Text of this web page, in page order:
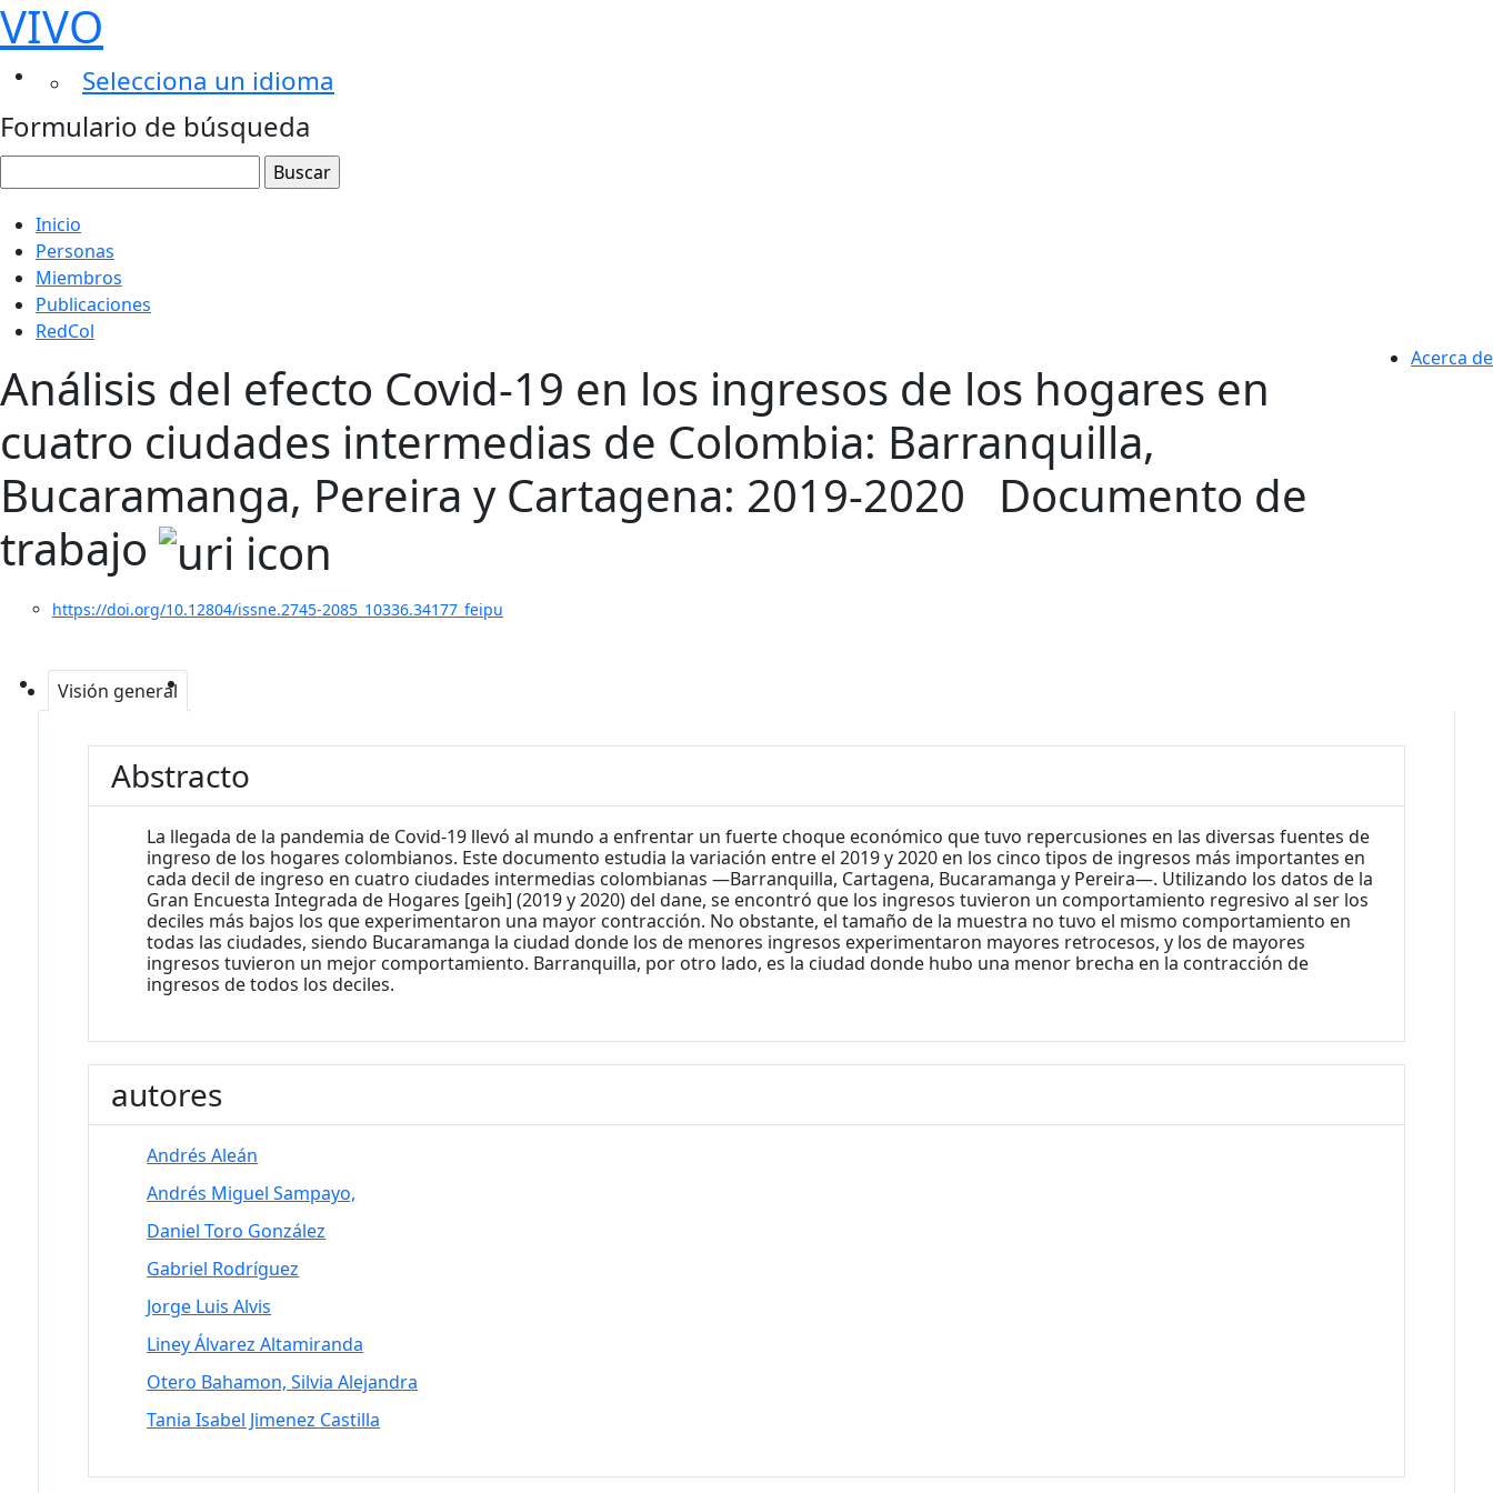
VIVO
Selecciona un idioma
Formulario de búsqueda
Inicio
Personas
Miembros
Publicaciones
RedCol
Acerca de
Análisis del efecto Covid-19 en los ingresos de los hogares en
cuatro ciudades intermedias de Colombia: Barranquilla,
Bucaramanga, Pereira y Cartagena: 2019-2020
Documento de
trabajo
https://doi.org/10.12804/issne.2745-2085_10336.34177_feipu
Visión general
Abstracto
La llegada de la pandemia de Covid-19 llevó al mundo a enfrentar un fuerte choque económico que tuvo repercusiones en las diversas fuentes de
ingreso de los hogares colombianos. Este documento estudia la variación entre el 2019 y 2020 en los cinco tipos de ingresos más importantes en
cada decil de ingreso en cuatro ciudades intermedias colombianas —Barranquilla, Cartagena, Bucaramanga y Pereira—. Utilizando los datos de la
Gran Encuesta Integrada de Hogares [geih] (2019 y 2020) del dane, se encontró que los ingresos tuvieron un comportamiento regresivo al ser los
deciles más bajos los que experimentaron una mayor contracción. No obstante, el tamaño de la muestra no tuvo el mismo comportamiento en
todas las ciudades, siendo Bucaramanga la ciudad donde los de menores ingresos experimentaron mayores retrocesos, y los de mayores
ingresos tuvieron un mejor comportamiento. Barranquilla, por otro lado, es la ciudad donde hubo una menor brecha en la contracción de
ingresos de todos los deciles.
autores
Andrés Aleán
Andrés Miguel Sampayo,
Daniel Toro González
Gabriel Rodríguez
Jorge Luis Alvis
Liney Álvarez Altamiranda
Otero Bahamon, Silvia Alejandra
Tania Isabel Jimenez Castilla